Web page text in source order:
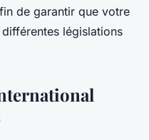
de garantir que votre
législations